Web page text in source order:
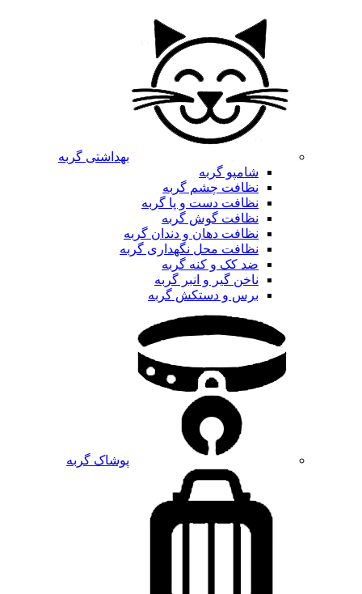
بهداشتی گربه
شامپو گربه
نظافت چشم گربه
نظافت دست و پا گربه
نظافت گوش گربه
نظافت دهان و دندان گربه
نظافت محل نگهداری گربه
ضد کک و کنه گربه
ناخن گیر و انبر گربه
برس و دستکش گربه
پوشاک گربه